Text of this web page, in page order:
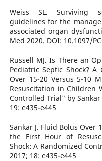
Weiss SL. Surviving
guidelines for the
associated organ
Med 2020. DOI: 10.1097/
Russell MJ. Is There an
Pediatric Septic Shock?
Over 15-20 Versus 5-10
Resuscitation in Children
Controlled Trial" by
19: e435-e445
Sankar J. Fluid Bolus Over
the First Hour of
Shock: A Randomized
2017; 18: e435-e445